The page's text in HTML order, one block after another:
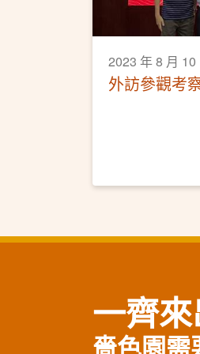
2023 年 8 月 10
外訪參觀考
一齊
嗇色園需